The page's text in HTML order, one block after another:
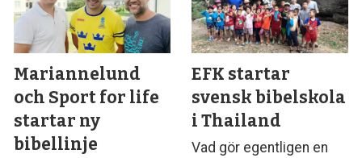
Mariannelund
och Sport for life
startar ny
bibellinje
EFK startar
svensk bibelskola
i Thailand
Vad gör egentligen en